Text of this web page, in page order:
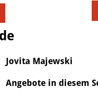
Jovita Majewski
Angebote in diesem